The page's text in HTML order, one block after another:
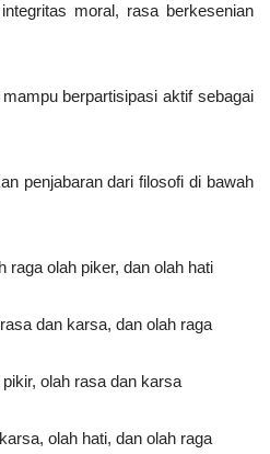
moral, rasa berkesenian
berpartisipasi aktif sebagai
penjabaran dari filosofi di bawah
olah piker, dan olah hati
dan karsa, dan olah raga
olah rasa dan karsa
olah hati, dan olah raga